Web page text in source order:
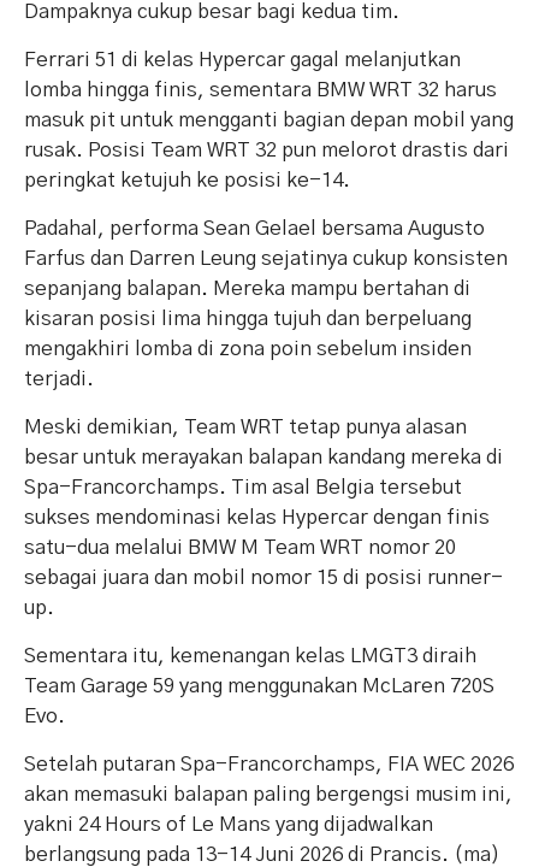
Dampaknya cukup besar bagi kedua tim.
Ferrari 51 di kelas Hypercar gagal melanjutkan
lomba hingga finis, sementara BMW WRT 32 harus
masuk pit untuk mengganti bagian depan mobil yang
rusak. Posisi Team WRT 32 pun melorot drastis dari
peringkat ketujuh ke posisi ke-14.
Padahal, performa Sean Gelael bersama Augusto
Farfus dan Darren Leung sejatinya cukup konsisten
sepanjang balapan. Mereka mampu bertahan di
kisaran posisi lima hingga tujuh dan berpeluang
mengakhiri lomba di zona poin sebelum insiden
terjadi.
Meski demikian, Team WRT tetap punya alasan
besar untuk merayakan balapan kandang mereka di
Spa-Francorchamps. Tim asal Belgia tersebut
sukses mendominasi kelas Hypercar dengan finis
satu-dua melalui BMW M Team WRT nomor 20
sebagai juara dan mobil nomor 15 di posisi runner-
up.
Sementara itu, kemenangan kelas LMGT3 diraih
Team Garage 59 yang menggunakan McLaren 720S
Evo.
Setelah putaran Spa-Francorchamps, FIA WEC 2026
akan memasuki balapan paling bergengsi musim ini,
yakni 24 Hours of Le Mans yang dijadwalkan
berlangsung pada 13-14 Juni 2026 di Prancis. (ma)